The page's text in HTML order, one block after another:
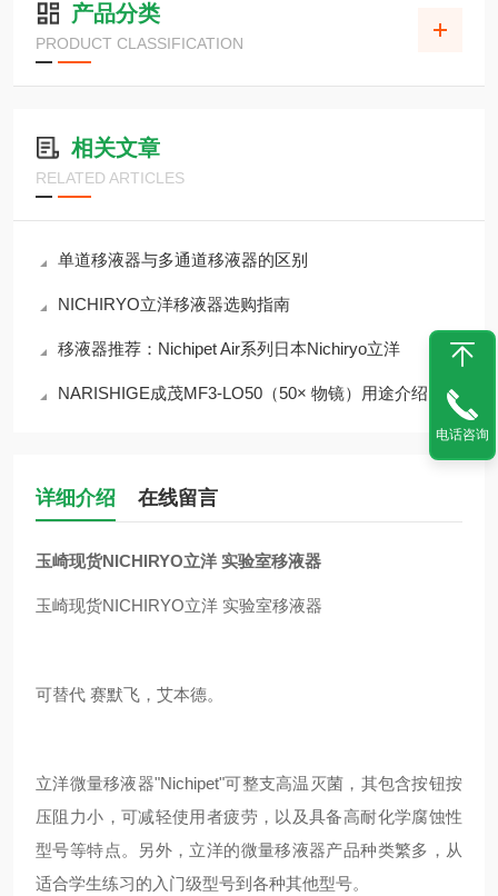
产品分类
PRODUCT CLASSIFICATION
相关文章
RELATED ARTICLES
单道移液器与多通道移液器的区别
NICHIRYO立洋移液器选购指南
移液器推荐：Nichipet Air系列日本Nichiryo立洋
NARISHIGE成茂MF3-LO50（50× 物镜）用途介绍
详细介绍 在线留言
玉崎现货NICHIRYO立洋 实验室移液器
玉崎现货NICHIRYO立洋 实验室移液器
可替代 赛默飞，艾本德。
立洋微量移液器"Nichipet"可整支高温灭菌，其包含按钮按
压阻力小，可减轻使用者疲劳，以及具备高耐化学腐蚀性
型号等特点。另外，立洋的微量移液器产品种类繁多，从
适合学生练习的入门级型号到各种其他型号。
电话咨询